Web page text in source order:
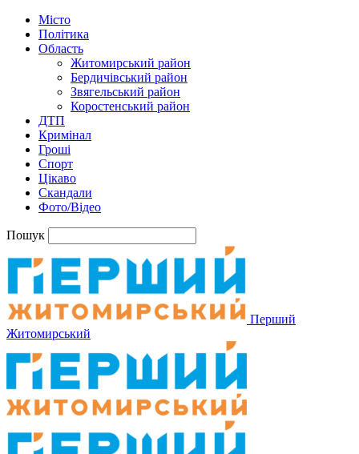
Місто
Політика
Область
Житомирський район
Бердичівський район
Звягельський район
Коростенський район
ДТП
Кримінал
Гроші
Спорт
Цікаво
Скандали
Фото/Відео
Пошук
Перший
Житомирський